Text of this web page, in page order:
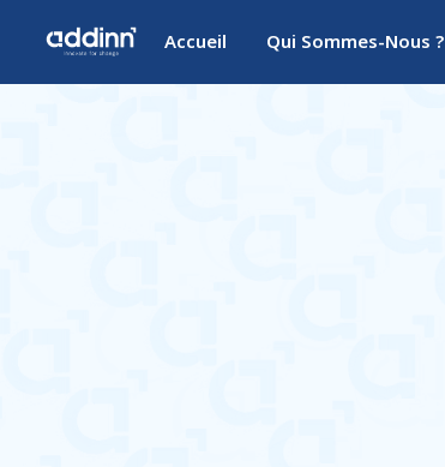
Accueil Qui Sommes-Nous ?